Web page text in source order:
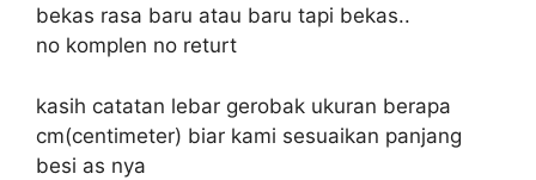
bekas rasa baru atau baru tapi bekas..
no komplen no returt
kasih catatan lebar gerobak ukuran berapa
cm(centimeter) biar kami sesuaikan panjang
besi as nya